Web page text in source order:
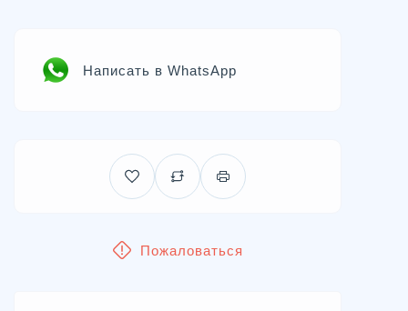
Написать в WhatsApp
Пожаловаться